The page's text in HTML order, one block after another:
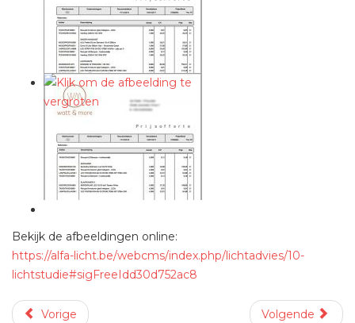
Bekijk de afbeeldingen online:
https://alfa-licht.be/webcms/index.php/lichtadvies/10-
lichtstudie#sigFreeIdd30d752ac8
Vorige Volgende